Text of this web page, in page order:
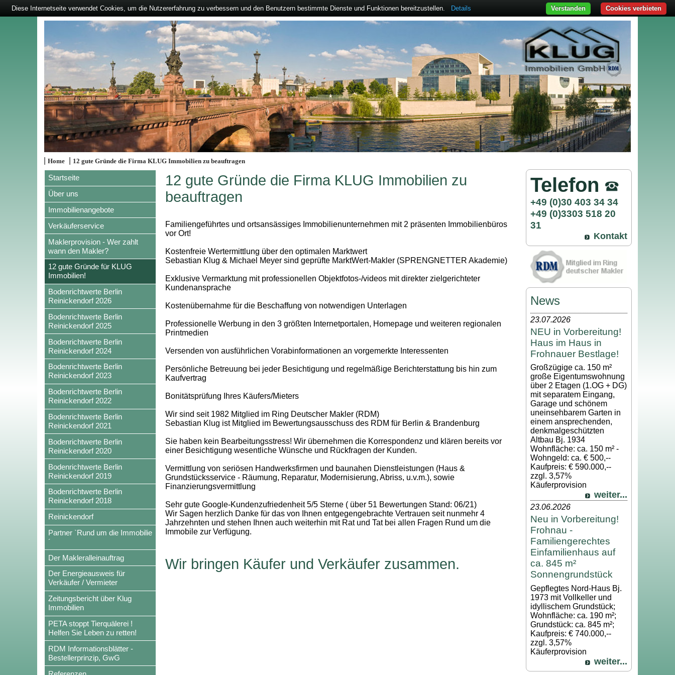
|Home 12 gute Gründe die Firma KLUG Immobilien zu beauftragen
Startseite
Über uns
Immobilienangebote
Verkäuferservice
Maklerprovision - Wer zahlt
wann den Makler?
12 gute Gründe für KLUG
Immobilien!
Bodenrichtwerte Berlin
Reinickendorf 2026
Bodenrichtwerte Berlin
Reinickendorf 2025
Bodenrichtwerte Berlin
Reinickendorf 2024
Bodenrichtwerte Berlin
Reinickendorf 2023
Bodenrichtwerte Berlin
Reinickendorf 2022
Bodenrichtwerte Berlin
Reinickendorf 2021
Bodenrichtwerte Berlin
Reinickendorf 2020
Bodenrichtwerte Berlin
Reinickendorf 2019
Bodenrichtwerte Berlin
Reinickendorf 2018
Reinickendorf
Partner `Rund um die Immobilie
´
Der Makleralleinauftrag
Der Energieausweis für
Verkäufer / Vermieter
Zeitungsbericht über Klug
Immobilien
PETA stoppt Tierquälerei !
Helfen Sie Leben zu retten!
RDM Informationsblätter -
Bestellerprinzip, GwG
12 gute Gründe die Firma KLUG Immobilien zu
beauftragen
Familiengeführtes und ortsansässiges Immobilienunternehmen mit 2 präsenten Immobilienbüros
vor Ort!
Kostenfreie Wertermittlung über den optimalen Marktwert
Sebastian Klug & Michael Meyer sind geprüfte MarktWert-Makler (SPRENGNETTER Akademie)
Exklusive Vermarktung mit professionellen Objektfotos-/videos mit direkter zielgerichteter
Kundenansprache
Kostenübernahme für die Beschaffung von notwendigen Unterlagen
Professionelle Werbung in den 3 größten Internetportalen, Homepage und weiteren regionalen
Printmedien
Versenden von ausführlichen Vorabinformationen an vorgemerkte Interessenten
Persönliche Betreuung bei jeder Besichtigung und regelmäßige Berichterstattung bis hin zum
Kaufvertrag
Bonitätsprüfung Ihres Käufers/Mieters
Wir sind seit 1982 Mitglied im Ring Deutscher Makler (RDM)
Sebastian Klug ist Mitglied im Bewertungsausschuss des RDM für Berlin & Brandenburg
Sie haben kein Bearbeitungsstress! Wir übernehmen die Korrespondenz und klären bereits vor
einer Besichtigung wesentliche Wünsche und Rückfragen der Kunden.
Vermittlung von seriösen Handwerksfirmen und baunahen Dienstleistungen (Haus &
Grundstücksservice - Räumung, Reparatur, Modernisierung, Abriss, u.v.m.), sowie
Finanzierungsvermittlung
Sehr gute Google-Kundenzufriedenheit 5/5 Sterne ( über 51 Bewertungen Stand: 06/21)
Wir Sagen herzlich Danke für das von Ihnen entgegengebrachte Vertrauen seit nunmehr 4
Jahrzehnten und stehen Ihnen auch weiterhin mit Rat und Tat bei allen Fragen Rund um die
Immobile zur Verfügung.
Wir bringen Käufer und Verkäufer zusammen.
Telefon
+49 (0)30 403 34 34
+49 (0)3303 518 20
31
Kontakt
News
23.07.2026
NEU in Vorbereitung!
Haus im Haus in
Frohnauer Bestlage!
Großzügige ca. 150 m²
große Eigentumswohnung
über 2 Etagen (1.OG + DG)
mit separatem Eingang,
Garage und schönem
uneinsehbarem Garten in
einem ansprechenden,
denkmalgeschützten
Altbau Bj. 1934
Wohnfläche: ca. 150 m² -
Wohngeld: ca. € 500,--
Kaufpreis: € 590.000,--
zzgl. 3,57%
Käuferprovision
weiter...
23.06.2026
Neu in Vorbereitung!
Frohnau -
Familiengerechtes
Einfamilienhaus auf
ca. 845 m²
Sonnengrundstück
Gepflegtes Nord-Haus Bj.
1973 mit Vollkeller und
idyllischem Grundstück;
Wohnfläche: ca. 190 m²;
Grundstück: ca. 845 m²;
Kaufpreis: € 740.000,--
zzgl. 3,57%
Käuferprovision
weiter...
Diese Internetseite verwendet Cookies, um die Nutzererfahrung zu verbessern und den Benutzern bestimmte Dienste und Funktionen bereitzustellen. Details Cookies verbieten
Verstanden